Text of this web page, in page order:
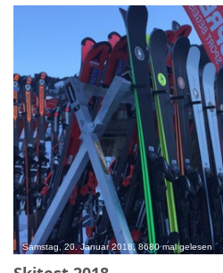
Samstag, 20. Januar 2018, 8680 mal gelesen